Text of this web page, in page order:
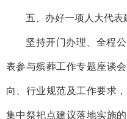
五、办好一项人大代
坚持开门办理、全程
表参与殡葬工作专题座谈
向、行业规范及工作要求
集中祭祀点建议落地实施